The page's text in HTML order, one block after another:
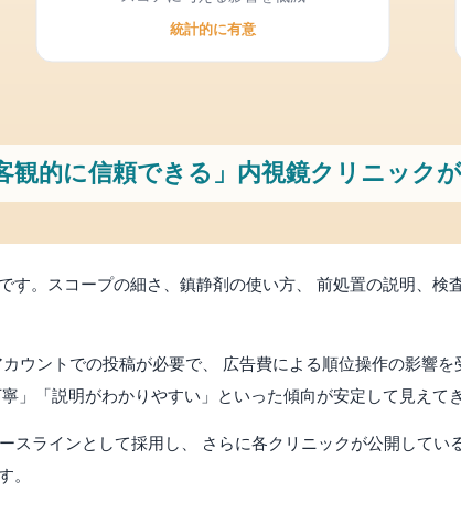
す。スコープの細さ、鎮静剤の使い方、 前処置の説明、
ウントでの投稿が必要で、 広告費による順位操作の影響
」「説明がわかりやすい」といった傾向が安定して見えてき
ラインとして採用し、 さらに各クリニックが公開してい
。